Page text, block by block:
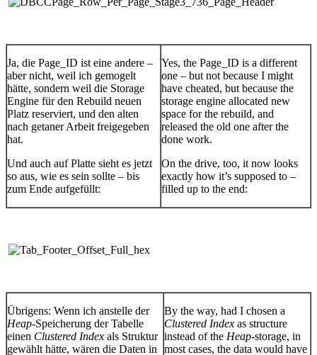
Ja, die Page_ID ist eine andere –
aber nicht, weil ich gemogelt
hätte, sondern weil die Storage
Engine für den Rebuild neuen
Platz reserviert, und den alten
nach getaner Arbeit freigegeben
hat.
Und auch auf Platte sieht es jetzt
so aus, wie es sein sollte – bis
zum Ende aufgefüllt:
Yes, the Page_ID is a different
one – but not because I might
have cheated, but because the
storage engine allocated new
space for the rebuild, and
released the old one after the
done work.
On the drive, too, it now looks
exactly how it’s supposed to –
filled up to the end:
Übrigens: Wenn ich anstelle der
Heap-Speicherung der Tabelle
einen Clustered Index als Struktur
gewählt hätte, wären die Daten in
By the way, had I chosen a
Clustered Index as structure
instead of the Heap-storage, in
most cases, the data would have